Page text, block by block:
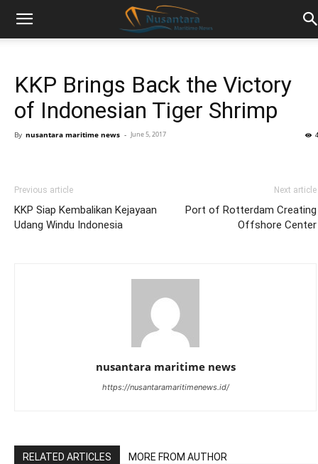
KKP Brings Back the Victory
of Indonesian Tiger Shrimp
By nusantara maritime news - June 5, 2017
Previous article
KKP Siap Kembalikan Kejayaan
Udang Windu Indonesia
Next article
Port of Rotterdam Creating
Offshore Center
nusantara maritime news
https://nusantaramaritimenews.id/
RELATED ARTICLES MORE FROM AUTHOR